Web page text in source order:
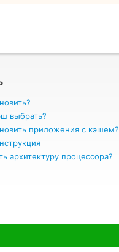
выбрать?
приложения с кэшем?
архитектуру процессора?